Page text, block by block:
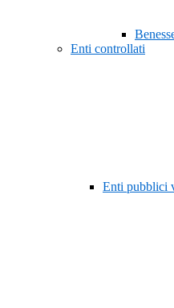
Enti controllati
Enti pubblici